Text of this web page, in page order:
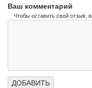
Ваш комментарий
Чтобы оставить свой отзыв,